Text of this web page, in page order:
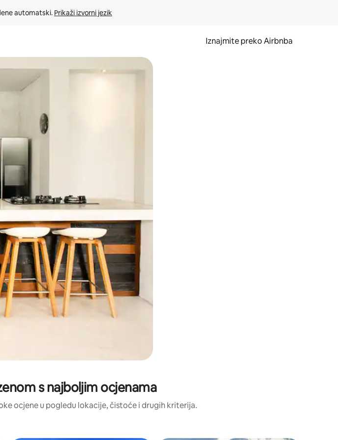
automatski. Prikaži izvorni jezik
Iznajmite preko Airbnba
i prema dolje, kao i dodirom ili prelaskom prstom po zaslonu.
s najboljim ocjenama
ocjene u pogledu lokacije, čistoće i drugih kriterija.